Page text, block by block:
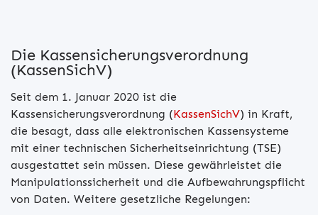
Die Kassensicherungsverordnung
(KassenSichV)
Seit dem 1. Januar 2020 ist die
Kassensicherungsverordnung (KassenSichV) in Kraft,
die besagt, dass alle elektronischen Kassensysteme
mit einer technischen Sicherheitseinrichtung (TSE)
ausgestattet sein müssen. Diese gewährleistet die
Manipulationssicherheit und die Aufbewahrungspflicht
von Daten. Weitere gesetzliche Regelungen: